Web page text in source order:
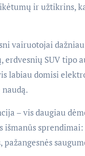
ir užtikrins,
vairuotojai
erdvesnių SUV
labiau domisi
– vis daugiau
išmanūs